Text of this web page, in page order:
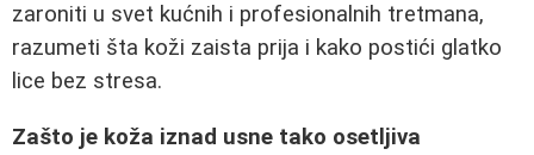
zaroniti u svet kućnih i profesionalnih tretmana,
razumeti šta koži zaista prija i kako postići glatko
lice bez stresa.
Zašto je koža iznad usne tako osetljiva